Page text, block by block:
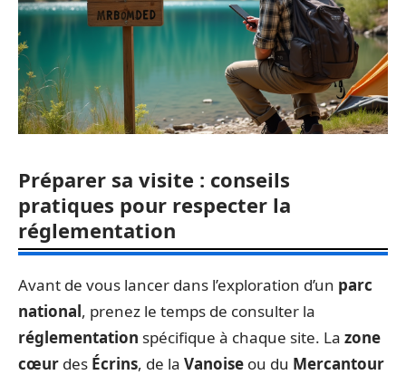
Préparer sa visite : conseils
pratiques pour respecter la
réglementation
Avant de vous lancer dans l’exploration d’un parc
national, prenez le temps de consulter la
réglementation spécifique à chaque site. La zone
cœur des Écrins, de la Vanoise ou du Mercantour